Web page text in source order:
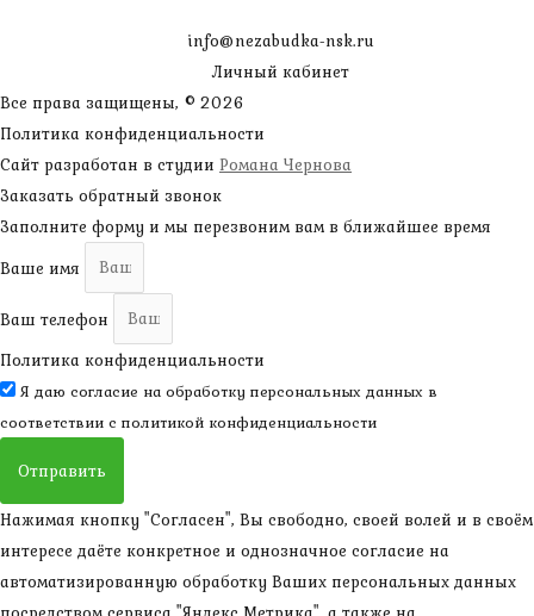
info@nezabudka-nsk.ru
Личный кабинет
Все права защищены, © 2026
Политика конфиденциальности
Сайт разработан в студии Романа Чернова
Заказать обратный звонок
Заполните форму и мы перезвоним вам в ближайшее время
Ваше имя
Ваш телефон
Политика конфиденциальности
Я даю согласие на обработку персональных данных в
соответствии с политикой конфиденциальности
Отправить
Нажимая кнопку "Согласен", Вы свободно, своей волей и в своём
интересе даёте конкретное и однозначное согласие на
автоматизированную обработку Ваших персональных данных